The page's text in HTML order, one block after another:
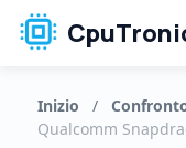
Inizio /
Qualcomm